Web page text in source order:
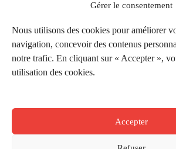
Gérer le consentement
Nous utilisons des cookies pour améliorer
navigation, concevoir des contenus
notre trafic. En cliquant sur « Accepter »,
utilisation des cookies.
Accepter
Conditions générales de vente
Réductions de la Carte Côté Courrier
Application